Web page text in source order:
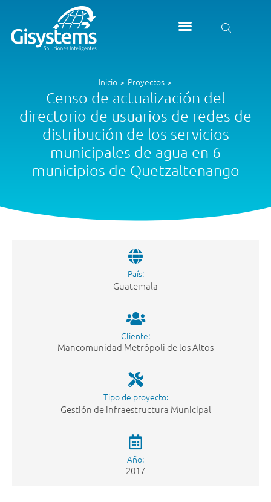
Inicio > Proyectos >
Censo de actualización del
directorio de usuarios de redes de
distribución de los servicios
municipales de agua en 6
municipios de Quetzaltenango
País:
Guatemala
Cliente:
Mancomunidad Metrópoli de los Altos
Tipo de proyecto:
Gestión de infraestructura Municipal
Año:
2017